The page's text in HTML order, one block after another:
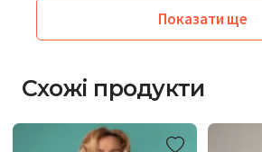
Показати ще
Схожі продукти